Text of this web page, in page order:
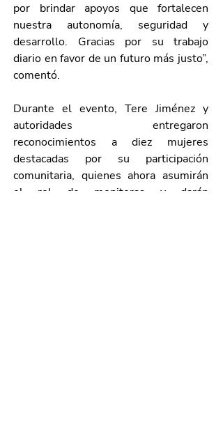
por brindar apoyos que fortalecen
nuestra autonomía, seguridad y
desarrollo. Gracias por su trabajo
diario en favor de un futuro más justo”,
comentó.
Durante el evento, Tere Jiménez y
autoridades entregaron
reconocimientos a diez mujeres
destacadas por su participación
comunitaria, quienes ahora asumirán
el rol de monitoras y darán